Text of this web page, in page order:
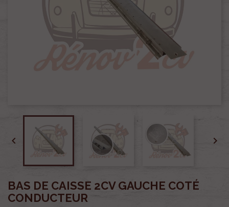
 
BAS DE CAISSE 2CV GAUCHE COTÉ
CONDUCTEUR